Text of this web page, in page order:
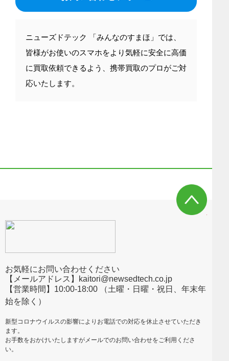
ニューズドテック 「みんなのすまほ」では、
皆様がお使いのスマホをより気軽に安全に高価
に買取依頼できるよう、携帯買取のプロがご対
応いたします。
お気軽にお問い合わせください
【メールアドレス】kaitori@newsedtech.co.jp
【営業時間】10:00-18:00 （土曜・日曜・祝日、年末年
始を除く）
新型コロナウイルスの影響によりお電話での対応を休止させていただき
ます。
お手数をおかけいたしますがメールでのお問い合わせをご利用くださ
い。